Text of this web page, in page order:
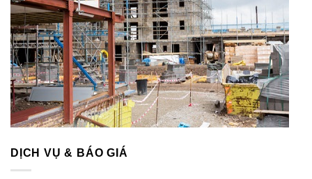
DỊCH VỤ & BÁO GIÁ